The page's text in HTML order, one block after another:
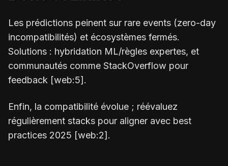
Les prédictions peinent sur rare events (zero-day
incompatibilités) et écosystèmes fermés.
Solutions : hybridation ML/règles expertes, et
communautés comme StackOverflow pour
feedback [web:5].
Enfin, la compatibilité évolue ; réévaluez
régulièrement stacks pour aligner avec best
practices 2025 [web:2].